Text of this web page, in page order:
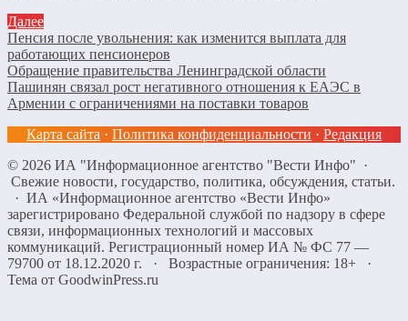
Далее
Пенсия после увольнения: как изменится выплата для
работающих пенсионеров
Обращение правительства Ленинградской области
Пашинян связал рост негативного отношения к ЕАЭС в
Армении с ограничениями на поставки товаров
Карта сайта · Политика конфиденциальности · Редакция
© 2026 ИА "Информационное агентство "Вести Инфо" ·
Свежие новости, государство, политика, обсуждения, статьи.
· ИА «Информационное агентство «Вести Инфо»
зарегистрировано Федеральной службой по надзору в сфере
связи, информационных технологий и массовых
коммуникаций. Регистрационный номер ИА № ФС 77 —
79700 от 18.12.2020 г. · Возрастные ограничения: 18+
·
Тема от GoodwinPress.ru